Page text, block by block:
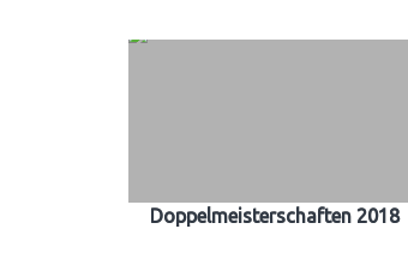
Doppelmeisterschaften 2018